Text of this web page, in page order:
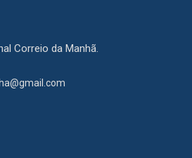
Correio da Manhã.